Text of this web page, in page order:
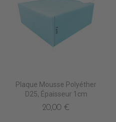
Plaque Mousse Polyéther
D25, Épaisseur 1cm
20,00 €